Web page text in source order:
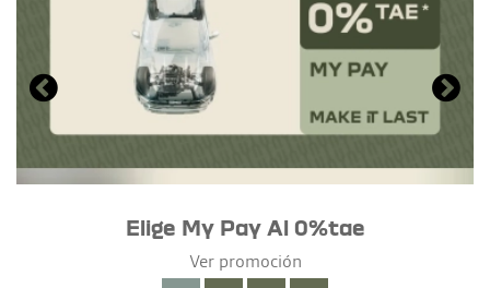
Elige My Pay Al 0%tae
Ver promoción